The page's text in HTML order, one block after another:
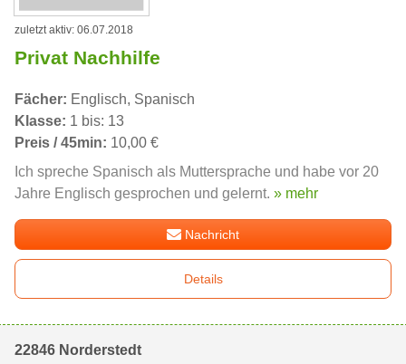
zuletzt aktiv: 06.07.2018
Privat Nachhilfe
Fächer: Englisch, Spanisch
Klasse: 1 bis: 13
Preis / 45min: 10,00 €
Ich spreche Spanisch als Muttersprache und habe vor 20
Jahre Englisch gesprochen und gelernt. » mehr
Nachricht
Details
22846 Norderstedt